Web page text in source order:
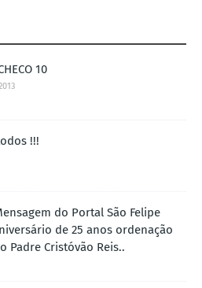
10
!!!
do Portal São Felipe
de 25 anos ordenação
Padre Cristóvão Reis..